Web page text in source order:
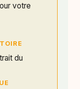
votre
du